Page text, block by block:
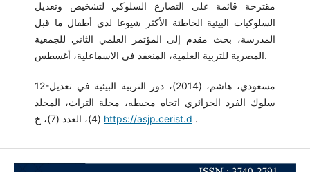
مقترحة قائمة على التصارع السلوكي لتشخيص وتعديل
السلوكيات البيئية الخاطئة الأكثر شيوعا لدى أطفال ما قبل
المدرسة، بحث مقدم إلى المؤتمر العلمي الثاني للجمعية
المصرية للتربية العلمية، المنعقد في الاسماعلية، أغسطس.
12-مسعودي، هاشم، (2014)، دور التربية البيئية في تعديل
سلوك الفرد الجزائري اتجاه محيطه، مجلة التراث، المجلد
https://asjp.cerist.d .